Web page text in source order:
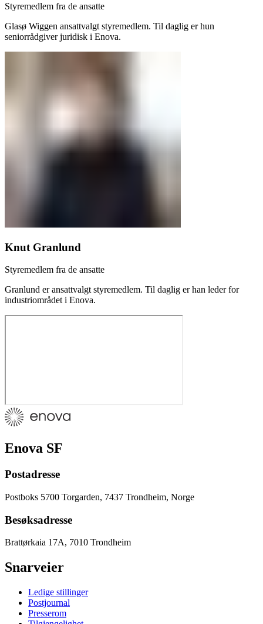
Styremedlem fra de ansatte
Glasø Wiggen ansattvalgt styremedlem. Til daglig er hun
seniorrådgiver juridisk i Enova.
Knut Granlund
Styremedlem fra de ansatte
Granlund er ansattvalgt styremedlem. Til daglig er han leder for
industriområdet i Enova.
Enova SF
Postadresse
Postboks 5700 Torgarden, 7437 Trondheim, Norge
Besøksadresse
Brattørkaia 17A, 7010 Trondheim
Snarveier
Ledige stillinger
Postjournal
Presserom